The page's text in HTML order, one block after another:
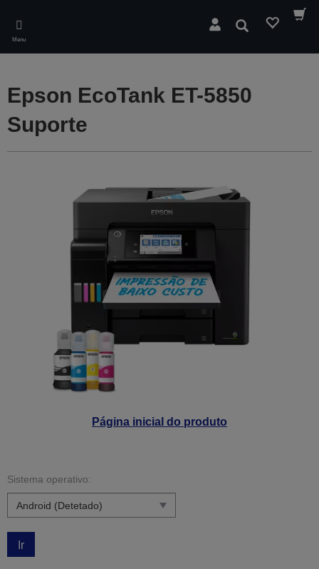
main
content
Menu
Pesquisar
Página inicial do produto
Epson EcoTank ET-5850
Suporte
Sistema operativo:
Ir